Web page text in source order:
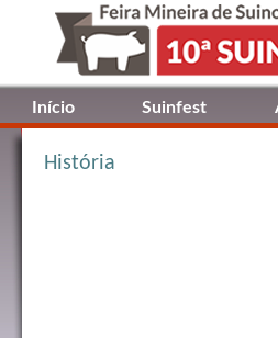
Início Suinfest
História